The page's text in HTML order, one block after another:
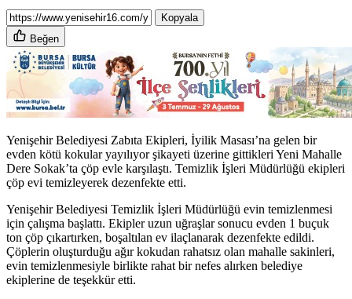
Kopyala
Beğen
Yenişehir Belediyesi Zabıta Ekipleri, İyilik Masası’na gelen bir
evden kötü kokular yayılıyor şikayeti üzerine gittikleri Yeni Mahalle
Dere Sokak’ta çöp evle karşılaştı. Temizlik İşleri Müdürlüğü ekipleri
çöp evi temizleyerek dezenfekte etti.
Yenişehir Belediyesi Temizlik İşleri Müdürlüğü evin temizlenmesi
için çalışma başlattı. Ekipler uzun uğraşlar sonucu evden 1 buçuk
ton çöp çıkartırken, boşaltılan ev ilaçlanarak dezenfekte edildi.
Çöplerin oluşturduğu ağır kokudan rahatsız olan mahalle sakinleri,
evin temizlenmesiyle birlikte rahat bir nefes alırken belediye
ekiplerine de teşekkür etti.